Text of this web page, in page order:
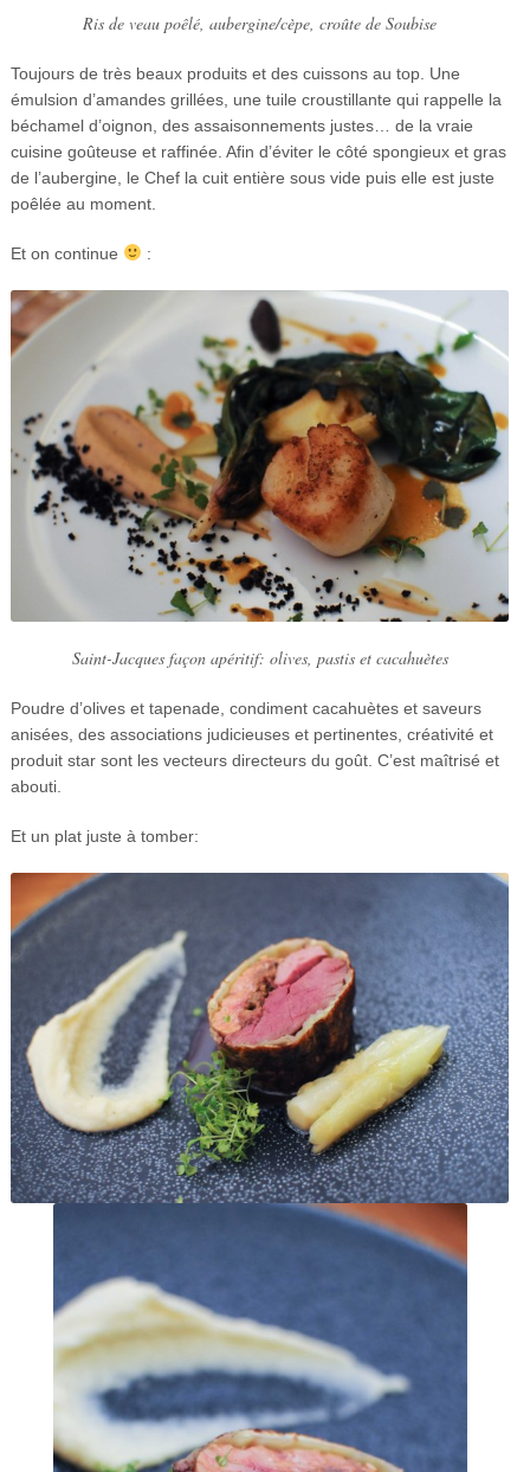
Ris de veau poêlé, aubergine/cèpe, croûte de Soubise
Toujours de très beaux produits et des cuissons au top. Une
émulsion d’amandes grillées, une tuile croustillante qui rappelle la
béchamel d’oignon, des assaisonnements justes… de la vraie
cuisine goûteuse et raffinée. Afin d’éviter le côté spongieux et gras
de l’aubergine, le Chef la cuit entière sous vide puis elle est juste
poêlée au moment.
Et on continue :
Saint-Jacques façon apéritif: olives, pastis et cacahuètes
Poudre d’olives et tapenade, condiment cacahuètes et saveurs
anisées, des associations judicieuses et pertinentes, créativité et
produit star sont les vecteurs directeurs du goût. C’est maîtrisé et
abouti.
Et un plat juste à tomber: